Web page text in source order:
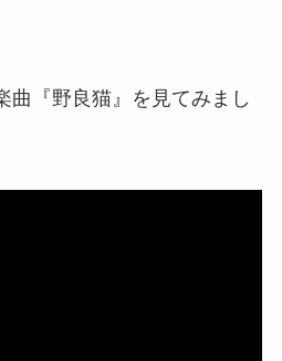
曲『野良猫』を見てみまし